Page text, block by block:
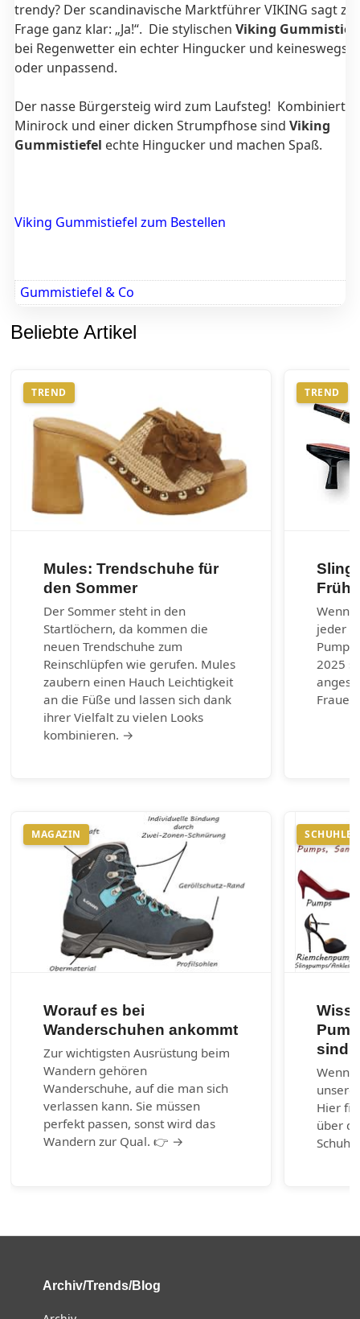
trendy? Der scandinavische Marktführer VIKING sagt zu
Frage ganz klar: „Ja!“. Die stylischen Viking
bei Regenwetter ein echter Hingucker und keineswegs
oder unpassend.
Der nasse Bürgersteig wird zum Laufsteg! Kombiniert
Minirock und einer dicken Strumpfhose sind Viking
Gummistiefel echte Hingucker und machen Spaß.
Viking Gummistiefel zum Bestellen
Gummistiefel & Co
Beliebte Artikel
TREND
Mules: Trendschuhe für
den Sommer
Der Sommer steht in den
Startlöchern, da kommen die
neuen Trendschuhe zum
Reinschlüpfen wie gerufen. Mules
zaubern einen Hauch Leichtigkeit
an die Füße und lassen sich dank
ihrer Vielfalt zu vielen Looks
kombinieren. →
TREND
Wenn
jeder
2025
MAGAZIN
Worauf es bei
Wanderschuhen ankommt
Zur wichtigsten Ausrüstung beim
Wandern gehören
Wanderschuhe, auf die man sich
verlassen kann. Sie müssen
perfekt passen, sonst wird das
Wandern zur Qual. 👉 →
sind?
Wenn
Hier
über
Archiv/Trends/Blog